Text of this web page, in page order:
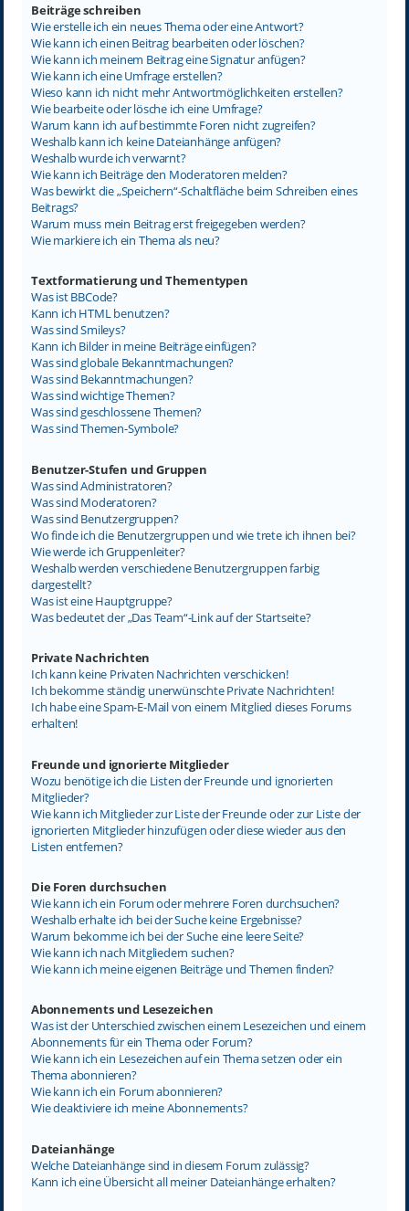
Beiträge schreiben
Wie erstelle ich ein neues Thema oder eine Antwort?
Wie kann ich einen Beitrag bearbeiten oder löschen?
Wie kann ich meinem Beitrag eine Signatur anfügen?
Wie kann ich eine Umfrage erstellen?
Wieso kann ich nicht mehr Antwortmöglichkeiten erstellen?
Wie bearbeite oder lösche ich eine Umfrage?
Warum kann ich auf bestimmte Foren nicht zugreifen?
Weshalb kann ich keine Dateianhänge anfügen?
Weshalb wurde ich verwarnt?
Wie kann ich Beiträge den Moderatoren melden?
Was bewirkt die „Speichern“-Schaltfläche beim Schreiben eines
Beitrags?
Warum muss mein Beitrag erst freigegeben werden?
Wie markiere ich ein Thema als neu?
Textformatierung und Thementypen
Was ist BBCode?
Kann ich HTML benutzen?
Was sind Smileys?
Kann ich Bilder in meine Beiträge einfügen?
Was sind globale Bekanntmachungen?
Was sind Bekanntmachungen?
Was sind wichtige Themen?
Was sind geschlossene Themen?
Was sind Themen-Symbole?
Benutzer-Stufen und Gruppen
Was sind Administratoren?
Was sind Moderatoren?
Was sind Benutzergruppen?
Wo finde ich die Benutzergruppen und wie trete ich ihnen bei?
Wie werde ich Gruppenleiter?
Weshalb werden verschiedene Benutzergruppen farbig
dargestellt?
Was ist eine Hauptgruppe?
Was bedeutet der „Das Team“-Link auf der Startseite?
Private Nachrichten
Ich kann keine Privaten Nachrichten verschicken!
Ich bekomme ständig unerwünschte Private Nachrichten!
Ich habe eine Spam-E-Mail von einem Mitglied dieses Forums
erhalten!
Freunde und ignorierte Mitglieder
Wozu benötige ich die Listen der Freunde und ignorierten
Mitglieder?
Wie kann ich Mitglieder zur Liste der Freunde oder zur Liste der
ignorierten Mitglieder hinzufügen oder diese wieder aus den
Listen entfernen?
Die Foren durchsuchen
Wie kann ich ein Forum oder mehrere Foren durchsuchen?
Weshalb erhalte ich bei der Suche keine Ergebnisse?
Warum bekomme ich bei der Suche eine leere Seite?
Wie kann ich nach Mitgliedern suchen?
Wie kann ich meine eigenen Beiträge und Themen finden?
Abonnements und Lesezeichen
Was ist der Unterschied zwischen einem Lesezeichen und einem
Abonnements für ein Thema oder Forum?
Wie kann ich ein Lesezeichen auf ein Thema setzen oder ein
Thema abonnieren?
Wie kann ich ein Forum abonnieren?
Wie deaktiviere ich meine Abonnements?
Dateianhänge
Welche Dateianhänge sind in diesem Forum zulässig?
Kann ich eine Übersicht all meiner Dateianhänge erhalten?